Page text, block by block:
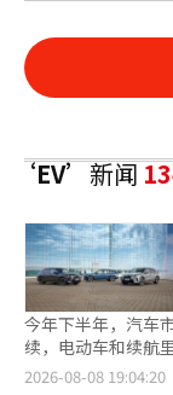
‘EV’新闻
今年下半年，汽车
续，电动车和续航
市，竞争愈发激烈
2026-08-08 19:04:20